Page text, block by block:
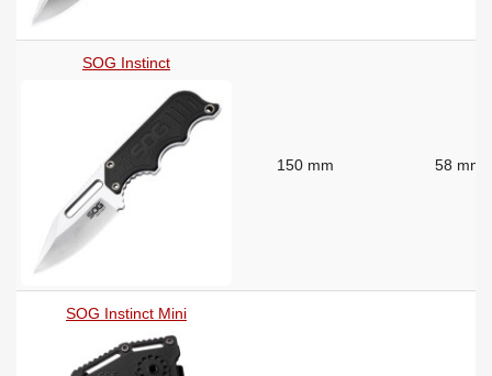
SOG Instinct
150 mm 58 mm
SOG Instinct Mini